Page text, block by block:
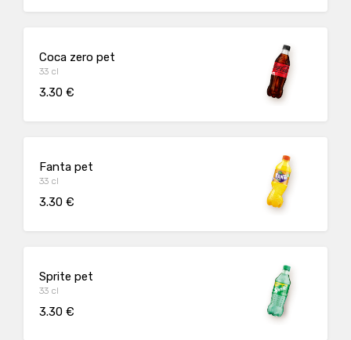
Coca zero pet
33 cl
3.30 €
Fanta pet
33 cl
3.30 €
Sprite pet
33 cl
3.30 €